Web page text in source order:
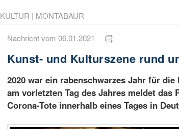
KULTUR | MONTABAUR
Nachricht vom 06.01.2021
Kunst- und Kulturszene rund
2020 war ein rabenschwarzes Jahr für
am vorletzten Tag des Jahres meldet
Corona-Tote innerhalb eines Tages in